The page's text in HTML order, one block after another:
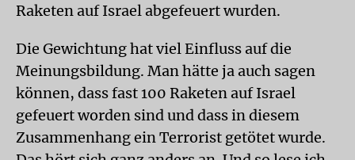
Raketen auf Israel abgefeuert wurden.
Die Gewichtung hat viel Einfluss auf die
Meinungsbildung. Man hätte ja auch sagen
können, dass fast 100 Raketen auf Israel
gefeuert worden sind und dass in diesem
Zusammenhang ein Terrorist getötet wurde.